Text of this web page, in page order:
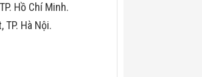
Hồ Chí Minh.
Hà Nội.